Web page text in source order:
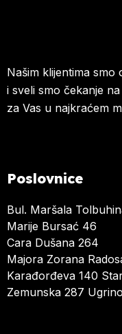
Našim klijentima smo
i sveli smo čekanje
za Vas u najkraćem
Poslovnice
Bul. Maršala
Marije Bursać 46
Cara Dušana 264
Majora Zorana
Karađorđeva 140
Zemunska 287